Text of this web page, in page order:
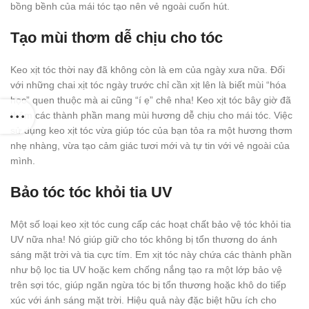
bồng bềnh của mái tóc tạo nên vẻ ngoài cuốn hút.
Tạo mùi thơm dễ chịu cho tóc
Keo xịt tóc thời nay đã không còn là em của ngày xưa nữa. Đối
với những chai xịt tóc ngày trước chỉ cần xịt lên là biết mùi “hóa
học” quen thuộc mà ai cũng “í ẹ” chê nha! Keo xịt tóc bây giờ đã
thêm các thành phần mang mùi hương dễ chịu cho mái tóc. Việc
sử dụng keo xịt tóc vừa giúp tóc của bạn tỏa ra một hương thơm
nhẹ nhàng, vừa tạo cảm giác tươi mới và tự tin với vẻ ngoài của
mình.
Bảo tóc tóc khỏi tia UV
Một số loại keo xịt tóc cung cấp các hoạt chất bảo vệ tóc khỏi tia
UV nữa nha! Nó giúp giữ cho tóc không bị tổn thương do ánh
sáng mặt trời và tia cực tím. Em xịt tóc này chứa các thành phần
như bộ lọc tia UV hoặc kem chống nắng tạo ra một lớp bảo vệ
trên sợi tóc, giúp ngăn ngừa tóc bị tổn thương hoặc khô do tiếp
xúc với ánh sáng mặt trời. Hiệu quả này đặc biệt hữu ích cho